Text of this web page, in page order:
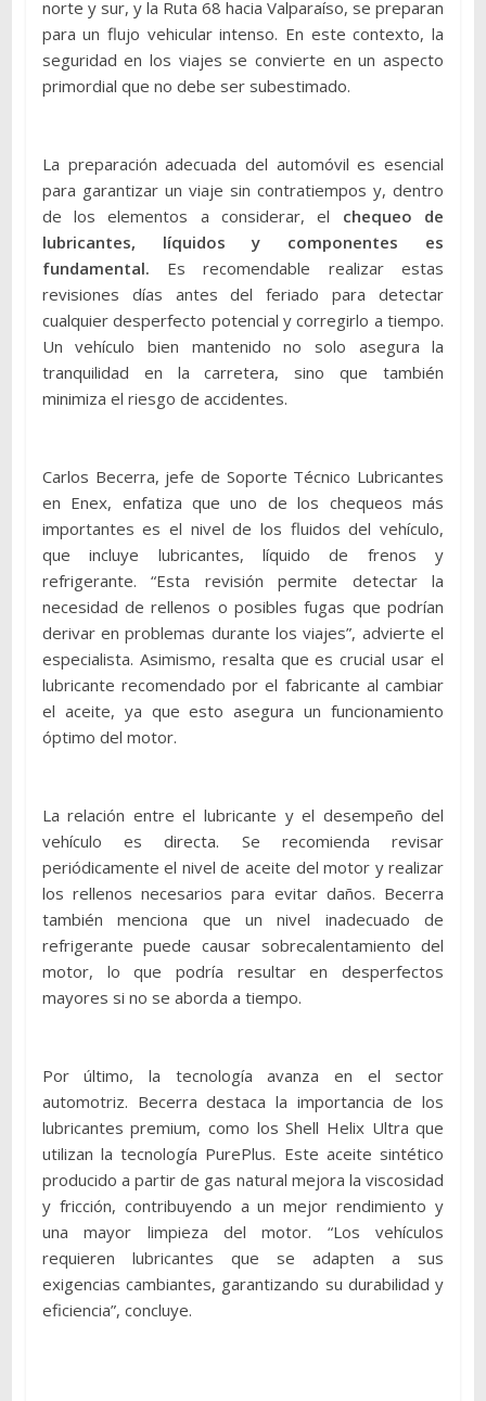
norte y sur, y la Ruta 68 hacia Valparaíso, se preparan
para un flujo vehicular intenso. En este contexto, la
seguridad en los viajes se convierte en un aspecto
primordial que no debe ser subestimado.
La preparación adecuada del automóvil es esencial
para garantizar un viaje sin contratiempos y, dentro
de los elementos a considerar, el chequeo de
lubricantes, líquidos y componentes es
fundamental. Es recomendable realizar estas
revisiones días antes del feriado para detectar
cualquier desperfecto potencial y corregirlo a tiempo.
Un vehículo bien mantenido no solo asegura la
tranquilidad en la carretera, sino que también
minimiza el riesgo de accidentes.
Carlos Becerra, jefe de Soporte Técnico Lubricantes
en Enex, enfatiza que uno de los chequeos más
importantes es el nivel de los fluidos del vehículo,
que incluye lubricantes, líquido de frenos y
refrigerante. “Esta revisión permite detectar la
necesidad de rellenos o posibles fugas que podrían
derivar en problemas durante los viajes”, advierte el
especialista. Asimismo, resalta que es crucial usar el
lubricante recomendado por el fabricante al cambiar
el aceite, ya que esto asegura un funcionamiento
óptimo del motor.
La relación entre el lubricante y el desempeño del
vehículo es directa. Se recomienda revisar
periódicamente el nivel de aceite del motor y realizar
los rellenos necesarios para evitar daños. Becerra
también menciona que un nivel inadecuado de
refrigerante puede causar sobrecalentamiento del
motor, lo que podría resultar en desperfectos
mayores si no se aborda a tiempo.
Por último, la tecnología avanza en el sector
automotriz. Becerra destaca la importancia de los
lubricantes premium, como los Shell Helix Ultra que
utilizan la tecnología PurePlus. Este aceite sintético
producido a partir de gas natural mejora la viscosidad
y fricción, contribuyendo a un mejor rendimiento y
una mayor limpieza del motor. “Los vehículos
requieren lubricantes que se adapten a sus
exigencias cambiantes, garantizando su durabilidad y
eficiencia”, concluye.